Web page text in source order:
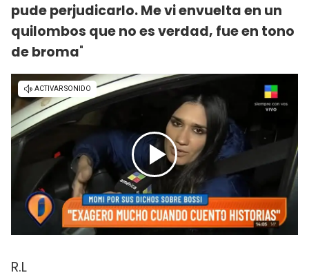
pude perjudicarlo. Me vi envuelta en un
quilombos que no es verdad, fue en tono
de broma"
R.L